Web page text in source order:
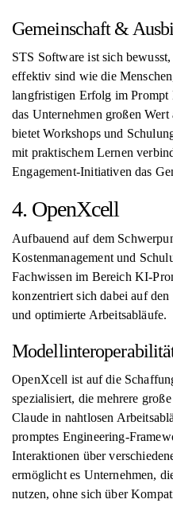
Gemeinschaft &
STS Software ist sich
effektiv sind wie die
langfristigen Erfolg im Prompt
das Unternehmen großen
bietet Workshops und
mit praktischem Lernen
Engagement-Initiativen das
4. OpenXcell
Aufbauend auf dem
Kostenmanagement und
Fachwissen im Bereich KI-
konzentriert sich dabei auf
und optimierte Arbeitsabläufe.
OpenXcell ist auf die
spezialisiert, die mehrere
Claude in nahtlosen
promptes Engineering-
Interaktionen über
ermöglicht es Unternehmen,
nutzen, ohne sich über